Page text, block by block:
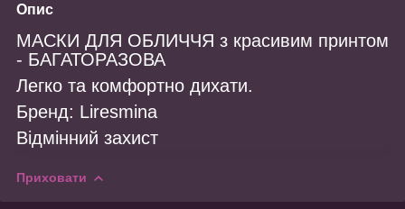
Опис
МАСКИ ДЛЯ ОБЛИЧЧЯ з красивим принтом
- БАГАТОРАЗОВА
Легко та комфортно дихати.
Бренд: Liresmina
Відмінний захист
Приховати